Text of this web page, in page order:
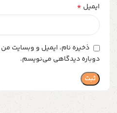
ایمیل *
ذخیره نام، ایمیل و وبسایت من
دوباره دیدگاهی می‌نویسم.